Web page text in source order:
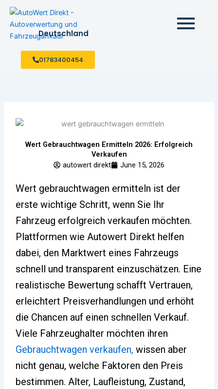
Skip
content
Deutschland
01783400454
Wert Gebrauchtwagen Ermitteln 2026: Erfolgreich
Verkaufen
autowert direkt
June 15, 2026
Wert gebrauchtwagen ermitteln ist der
erste wichtige Schritt, wenn Sie Ihr
Fahrzeug erfolgreich verkaufen möchten.
Plattformen wie Autowert Direkt helfen
dabei, den Marktwert eines Fahrzeugs
schnell und transparent einzuschätzen. Eine
realistische Bewertung schafft Vertrauen,
erleichtert Preisverhandlungen und erhöht
die Chancen auf einen schnellen Verkauf.
Viele Fahrzeughalter möchten ihren
Gebrauchtwagen verkaufen, wissen aber
nicht genau, welche Faktoren den Preis
bestimmen. Alter, Laufleistung, Zustand,